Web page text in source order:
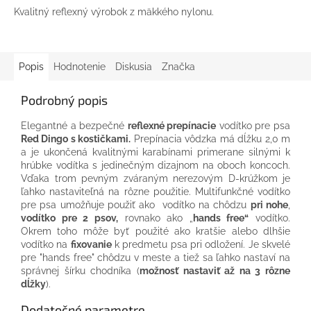
Kvalitný reflexný výrobok z mäkkého nylonu.
Popis Hodnotenie Diskusia Značka
Podrobný popis
Elegantné a bezpečné reflexné prepínacie vodítko pre psa
Red Dingo s kostičkami. Prepínacia vôdzka má dĺžku 2,0 m
a je ukončená kvalitnými karabínami primerane silnými k
hrúbke vodítka s jedinečným dizajnom na oboch koncoch.
Vďaka trom pevným zváraným nerezovým D-krúžkom je
ľahko nastaviteľná na rôzne použitie. Multifunkčné vodítko
pre psa umožňuje použiť ako vodítko na chôdzu pri nohe
vodítko pre 2 psov,rovnako ako „ hands free“ vodítko.
Okrem toho môže byť použité ako kratšie alebo dlhšie
vodítko na fixovaniek predmetu psa pri odložení. Je skvelé
pre "hands free" chôdzu v meste a tiež sa ľahko nastaví na
správnej šírku chodníka (možnosť nastaviť až na 3 rôzne
dĺžky).